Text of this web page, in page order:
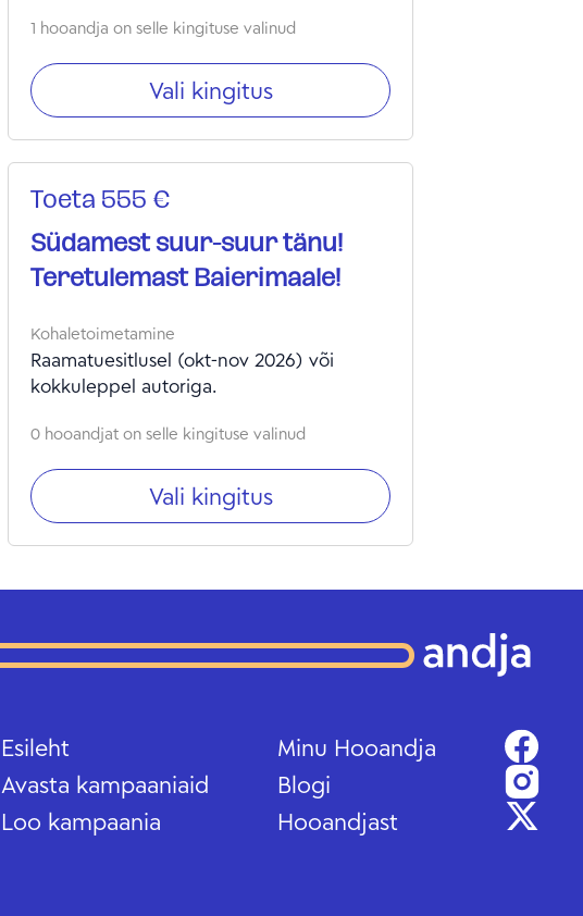
1 hooandja on selle kingituse valinud
Vali kingitus
Toeta 555 €
Südamest suur-suur tänu!
Teretulemast Baierimaale!
Kohaletoimetamine
Raamatuesitlusel (okt-nov 2026) või
kokkuleppel autoriga.
0 hooandjat on selle kingituse valinud
Vali kingitus
Esileht
Avasta kampaaniaid
Loo kampaania
Minu Hooandja
Blogi
Hooandjast